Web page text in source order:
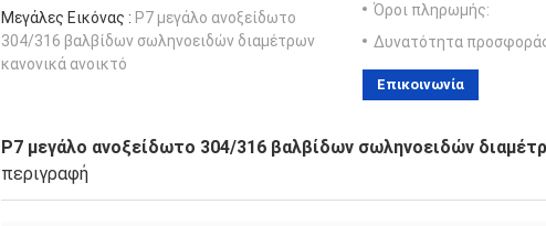
Μεγάλες Εικόνας : P7 μεγάλο ανοξείδωτο
304/316 βαλβίδων σωληνοειδών διαμέτρων
κανονικά ανοικτό
Όροι πληρωμής:
Δυνατότητα
Επικοινωνία
P7 μεγάλο ανοξείδωτο 304/316 βαλβίδων σωληνοειδών
περιγραφή